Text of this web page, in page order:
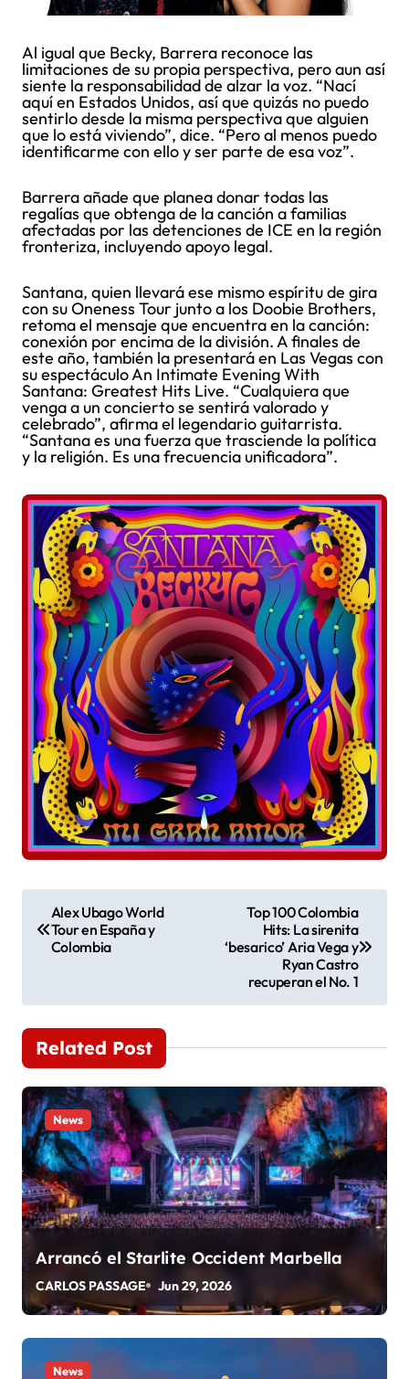
Al igual que Becky, Barrera reconoce las
limitaciones de su propia perspectiva, pero aun así
siente la responsabilidad de alzar la voz. “Nací
aquí en Estados Unidos, así que quizás no puedo
sentirlo desde la misma perspectiva que alguien
que lo está viviendo”, dice. “Pero al menos puedo
identificarme con ello y ser parte de esa voz”.
Barrera añade que planea donar todas las
regalías que obtenga de la canción a familias
afectadas por las detenciones de ICE en la región
fronteriza, incluyendo apoyo legal.
Santana, quien llevará ese mismo espíritu de gira
con su Oneness Tour junto a los Doobie Brothers,
retoma el mensaje que encuentra en la canción:
conexión por encima de la división. A finales de
este año, también la presentará en Las Vegas con
su espectáculo An Intimate Evening With
Santana: Greatest Hits Live. “Cualquiera que
venga a un concierto se sentirá valorado y
celebrado”, afirma el legendario guitarrista.
“Santana es una fuerza que trasciende la política
y la religión. Es una frecuencia unificadora”.
a
e
g
a
c
i
ó
n
d
e
e
Alex Ubago World
Tour en España y
Colombia
Top 100 Colombia
Hits: La sirenita
‘besarico’ Aria Vega y
Ryan Castro
recuperan el No. 1
Related Post
News
Arrancó el Starlite Occident Marbella
CARLOS PASSAGE Jun 29, 2026
News